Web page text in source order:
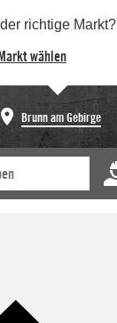
der richtige Markt?
wählen
Brunn am Gebirge